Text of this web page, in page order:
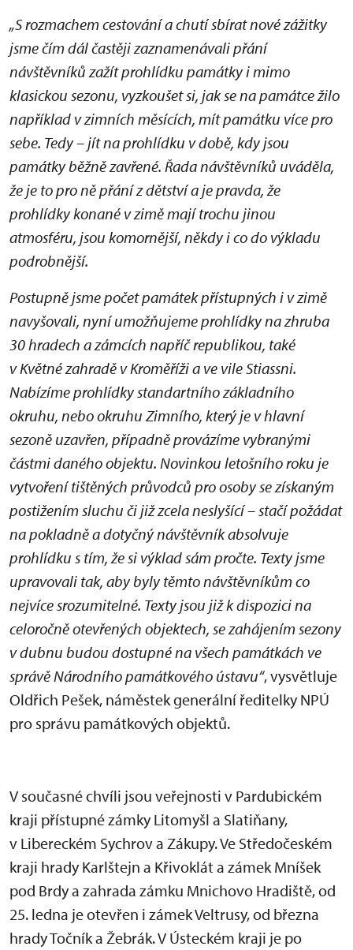
„S rozmachem cestování a chutí sbírat nové zážitky
jsme čím dál častěji zaznamenávali přání
návštěvníků zažít prohlídku památky i mimo
klasickou sezonu, vyzkoušet si, jak se na památce žilo
například v zimních měsících, mít památku více pro
sebe. Tedy – jít na prohlídku v době, kdy jsou
památky běžně zavřené. Řada návštěvníků uváděla,
že je to pro ně přání z dětství a je pravda, že
prohlídky konané v zimě mají trochu jinou
atmosféru, jsou komornější, někdy i co do výkladu
podrobnější.
Postupně jsme počet památek přístupných i v zimě
navyšovali, nyní umožňujeme prohlídky na zhruba
30 hradech a zámcích napříč republikou, také
v Květné zahradě v Kroměříži a ve vile Stiassni.
Nabízíme prohlídky standartního základního
okruhu, nebo okruhu Zimního, který je v hlavní
sezoně uzavřen, případně provázíme vybranými
částmi daného objektu. Novinkou letošního roku je
vytvoření tištěných průvodců pro osoby se získaným
postižením sluchu či již zcela neslyšící – stačí požádat
na pokladně a dotyčný návštěvník absolvuje
prohlídku s tím, že si výklad sám pročte. Texty jsme
upravovali tak, aby byly těmto návštěvníkům co
nejvíce srozumitelné. Texty jsou již k dispozici na
celoročně otevřených objektech, se zahájením sezony
v dubnu budou dostupné na všech památkách ve
správě Národního památkového ústavu“, vysvětluje
Oldřich Pešek, náměstek generální ředitelky NPÚ
pro správu památkových objektů.
V současné chvíli jsou veřejnosti v Pardubickém
kraji přístupné zámky Litomyšl a Slatiňany,
v Libereckém Sychrov a Zákupy. Ve Středočeském
kraji hrady Karlštejn a Křivoklát a zámek Mníšek
pod Brdy a zahrada zámku Mnichovo Hradiště, od
25. ledna je otevřen i zámek Veltrusy, od března
hrady Točník a Žebrák. V Ústeckém kraji je po